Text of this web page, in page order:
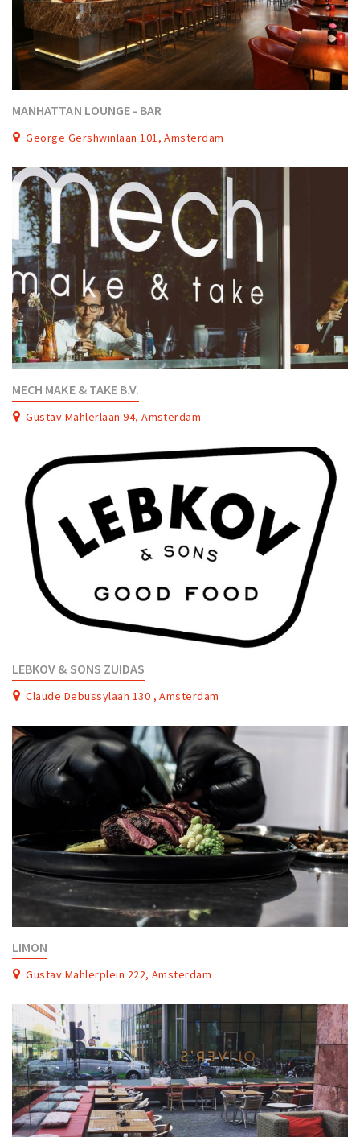
MANHATTAN LOUNGE - BAR
George Gershwinlaan 101, Amsterdam
MECH MAKE & TAKE B.V.
Gustav Mahlerlaan 94, Amsterdam
LEBKOV & SONS ZUIDAS
Claude Debussylaan 130 , Amsterdam
LIMON
Gustav Mahlerplein 222, Amsterdam